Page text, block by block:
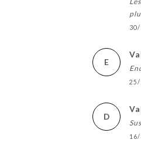
30/
E
25/
D
16/